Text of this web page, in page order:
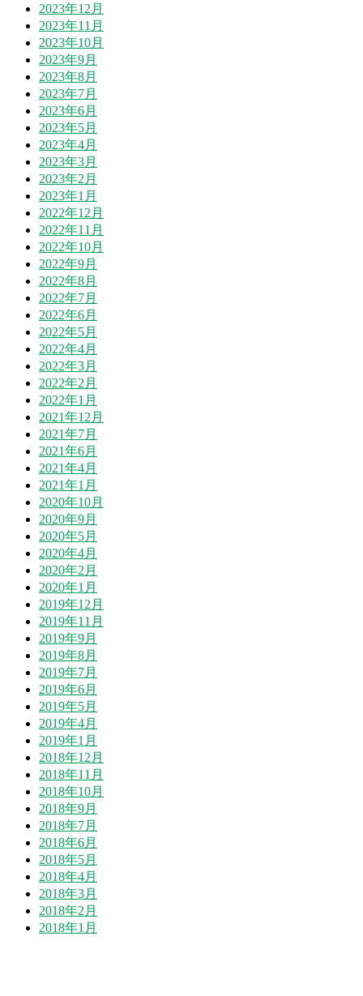
2023年12月
2023年11月
2023年10月
2023年9月
2023年8月
2023年7月
2023年6月
2023年5月
2023年4月
2023年3月
2023年2月
2023年1月
2022年12月
2022年11月
2022年10月
2022年9月
2022年8月
2022年7月
2022年6月
2022年5月
2022年4月
2022年3月
2022年2月
2022年1月
2021年12月
2021年7月
2021年6月
2021年4月
2021年1月
2020年10月
2020年9月
2020年5月
2020年4月
2020年2月
2020年1月
2019年12月
2019年11月
2019年9月
2019年8月
2019年7月
2019年6月
2019年5月
2019年4月
2019年1月
2018年12月
2018年11月
2018年10月
2018年9月
2018年7月
2018年6月
2018年5月
2018年4月
2018年3月
2018年2月
2018年1月